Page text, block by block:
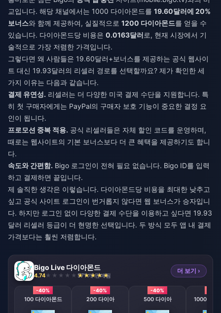
교입니다. 해당 채널에서는 1000 다이아몬드를 19.60달러에 20%
보너스와 함께 제공하여, 실질적으로 1200 다이아몬드를 얻을 수
있습니다. 다이아몬드당 비용은 0.0163달러로, 현재 시장에서 기
술적으로 가장 저렴한 가격입니다.
그렇다면 왜 사람들은 19.60달러+보너스를 제공하는 공식 웹사이
트 대신 19.93달러의 리셀러 경로를 선택할까요? 제가 확인한 세
가지 이유는 다음과 같습니다.
결제 유연성. 리셀러는 더 다양한 미국 결제 수단을 지원합니다. 특
히 첫 구매자에게는 PayPal의 구매자 보호 기능이 중요한 결정 요
인이 됩니다.
프로모션 중복 적용. 공식 리셀러들은 자체 할인 코드를 운영하며,
때로는 웹사이트의 기본 보너스보다 더 큰 혜택을 제공하기도 합니
다.
속도와 간편함. Bigo 로그인이 전혀 필요 없습니다. Bigo ID를 입력
하고 결제하면 끝입니다.
제 솔직한 생각은 이렇습니다. 다이아몬드당 비용을 최대한 낮추고
싶고 공식 사이트 로그인이 번거롭지 않다면 웹 보너스가 승자입니
다. 하지만 로그인 없이 다양한 결제 수단을 이용하고 싶다면 19.93
달러 리셀러 등급이 더 현명한 선택입니다. 두 방식 모두 앱 내 결제
가격보다는 훨씬 저렴합니다.
Bigo Live 다이아몬드
4.74 571 개 판매됨
더 보기 ›
-40%
100 다이아몬드
-40%
200 다이아
-40%
500 다이아 1000 다이